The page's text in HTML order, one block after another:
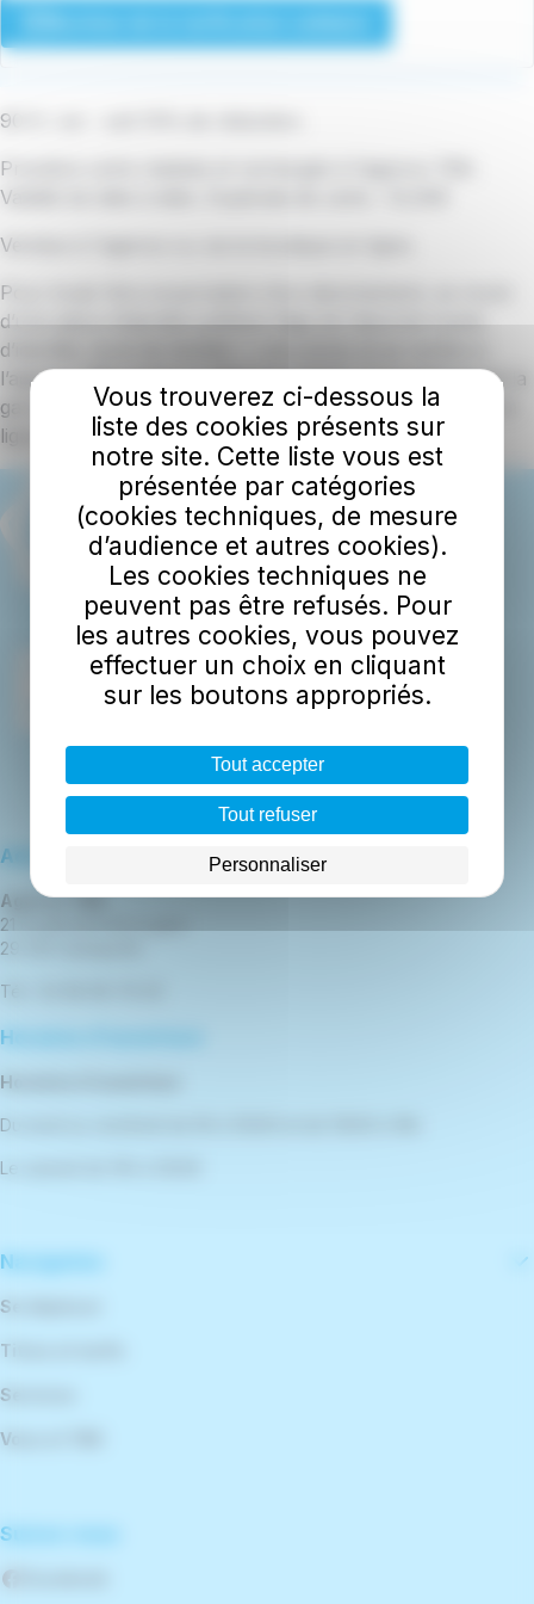
90 € / an - soit 10% de réduction.
Première carte réalisée et rechargée à l’agence TBK.
Validité de date à date. Duplicata de carte : 10,00€
Vendue à l'agence ou via la boutique en ligne.
Pour toute 1ère souscription d’un abonnement, se munir
d’une pièce d’identité justifiant l’âge de l’abonné (carte
d’identité, livret de famille) + une photo et se rendre à
l’agence TBK située au Bâtiment SNCF, 21 boulevard de la
gare 29300 QUIMPERLE ou se rendre sur la boutique en
ligne TBK.
Adresse
Agence TBK
21 boulevard de la gare
29 300 Quimperlé
Tél : 02 98 96 76 00
Horaires d'ouverture
Horaires d'ouverture
Du lundi au vendredi de 9h à 12h30 et de 13h30 à 18h
Le samedi de 10h à 12h30
Navigation
Se déplacer
Titres et tarifs
Services
Vous et TBK
Suivez-nous
Vous trouverez ci-dessous la
liste des cookies présents sur
notre site. Cette liste vous est
présentée par catégories
(cookies techniques, de mesure
d’audience et autres cookies).
Les cookies techniques ne
peuvent pas être refusés. Pour
les autres cookies, vous pouvez
effectuer un choix en cliquant
sur les boutons appropriés.
Tout accepter
Tout refuser
Personnaliser